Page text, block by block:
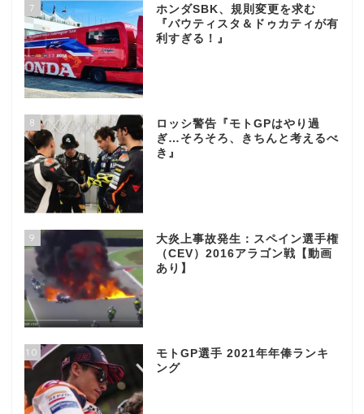
7
ホンダSBK、規則変更を求む
『バウティスタ＆ドゥカティが有
利すぎる！』
8
ロッシ警告『モトGPはやり過
ぎ…そろそろ、きちんと考えるべ
き』
9
大炎上事故発生：スペイン選手権
（CEV）2016アラゴン戦【動画
あり】
10
モトGP選手 2021年年俸ランキ
ング